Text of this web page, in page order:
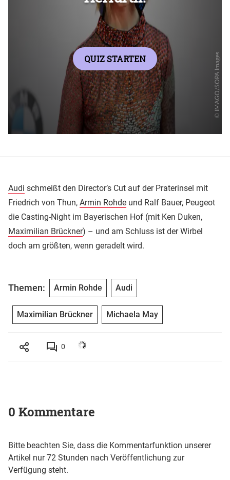
Audi schmeißt den Director’s Cut auf der Praterinsel mit
Friedrich von Thun, Armin Rohde und Ralf Bauer, Peugeot
die Casting-Night im Bayerischen Hof (mit Ken Duken,
Maximilian Brückner) – und am Schluss ist der Wirbel
doch am größten, wenn geradelt wird.
Themen: Armin Rohde Audi
Maximilian Brückner Michaela May
0
0 Kommentare
Bitte beachten Sie, dass die Kommentarfunktion unserer
Artikel nur 72 Stunden nach Veröffentlichung zur
Verfügung steht.